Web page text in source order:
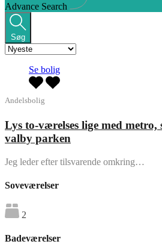
Advance Search
Søg
Se bolig
Andelsbolig
Lys to-værelses lige med metro,
valby parken
Jeg leder efter tilsvarende omkring…
Soveværelser
2
Badeværelser